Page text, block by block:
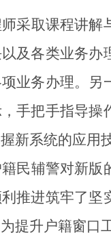
采取课程讲
及各类业务
业务办理。
手把手指导
新系统的应用
民辅警对新
推进筑牢了
提升户籍窗口